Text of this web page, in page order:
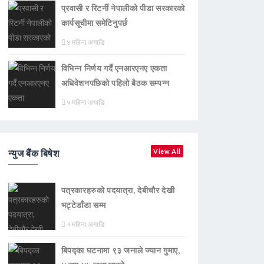
प्रवासी र रिटर्नी नेपालीको पीडा सरकारको
कार्यसूचीमा समेटिनुपर्छ
४ महिना अगाडि
विभिन्न निर्णय गर्दै एनआरएनए एकता
अधिवेशनपछिको पहिलो बैठक सम्पन्न
५ महिना अगाडि
न्युज बैंक बिषेश View All
पत्रकारहरुको पदयात्रा, देबीचौर देखी
भट्टेडाँडा सम्म
१ महिना अगाडि
बिपद्का घटनामा ९३ जनाले ज्यान गुमाए,